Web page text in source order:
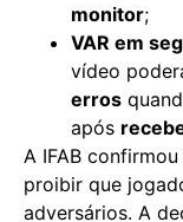
monitor;
VAR em
vídeo
erros
após
A IFAB
proibir que
adversários. A